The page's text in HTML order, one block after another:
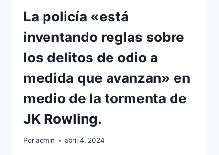
La policía «está
inventando reglas sobre
los delitos de odio a
medida que avanzan» en
medio de la tormenta de
JK Rowling.
Poradmin abril 4, 2024